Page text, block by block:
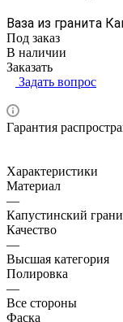
Ваза из гранита
Под заказ
В наличии
Заказать
Задать вопрос
Гарантия
Характеристики
Материал
—
Капустинский
Качество
—
Высшая категория
Полировка
—
Все стороны
Фаска